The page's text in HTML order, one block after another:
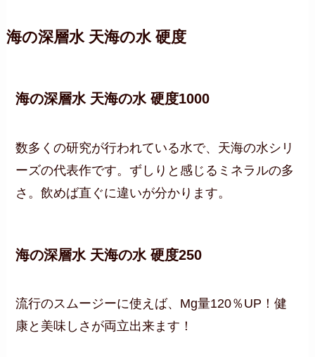
海の深層水 天海の水 硬度
海の深層水 天海の水 硬度1000
数多くの研究が行われている水で、天海の水シリ
ーズの代表作です。ずしりと感じるミネラルの多
さ。飲めば直ぐに違いが分かります。
海の深層水 天海の水 硬度250
流行のスムージーに使えば、Mg量120％UP！健
康と美味しさが両立出来ます！